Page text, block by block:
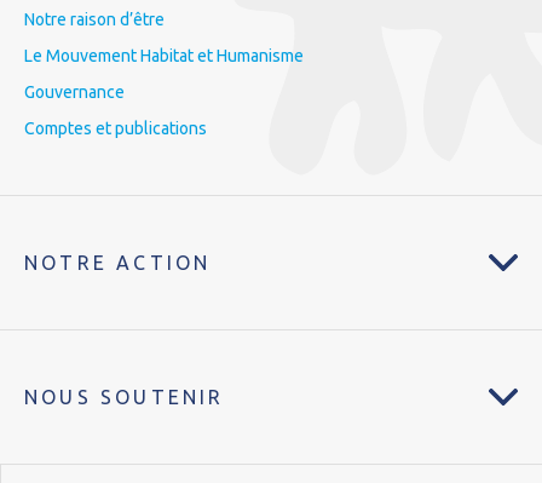
Notre raison d’être
Le Mouvement Habitat et Humanisme
Gouvernance
Comptes et publications
NOTRE ACTION
NOUS SOUTENIR